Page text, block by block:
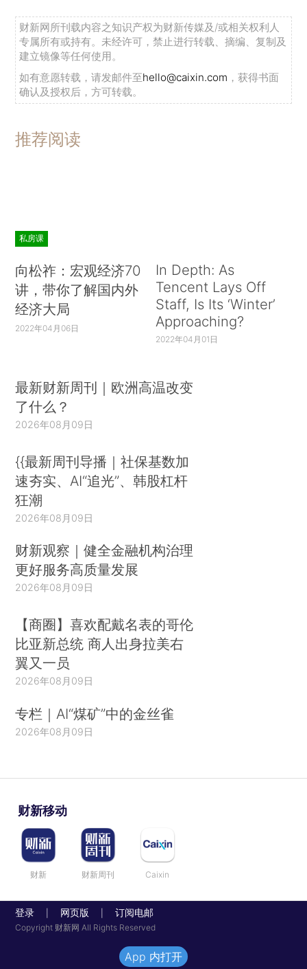
财新网所刊载内容之知识产权为财新传媒及/或相关权利人
专属所有或持有。未经许可，禁止进行转载、摘编、复制及
建立镜像等任何使用。
如有意愿转载，请发邮件至hello@caixin.com ，获得书面
确认及授权后，方可转载。
推荐阅读
私房课
向松祚：宏观经济70
讲，带你了解国内外
经济大局
2022年04月06日
In Depth: As
Tencent Lays Off
Staff, Is Its ‘Winter’
Approaching?
2022年04月01日
最新财新周刊｜欧洲高温改变
了什么？
2026年08月09日
{{最新周刊导播｜社保基数加
速夯实、AI“追光”、韩股杠杆
狂潮
2026年08月09日
财新观察｜健全金融机构治理
更好服务高质量发展
2026年08月09日
【商圈】喜欢配戴名表的哥伦
比亚新总统 商人出身拉美右
翼又一员
2026年08月09日
专栏｜AI“煤矿”中的金丝雀
2026年08月09日
财新移动
财新 财新周刊 Caixin
登录 网页版 订阅电邮
Copyright 财新网 All Rights Reserved
App 内打开